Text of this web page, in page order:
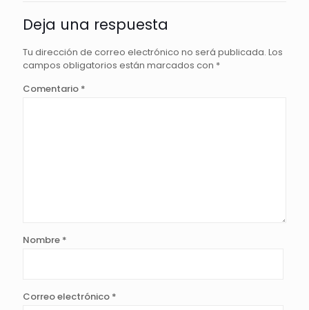
Deja una respuesta
Tu dirección de correo electrónico no será publicada. Los
campos obligatorios están marcados con *
Comentario *
Nombre *
Correo electrónico *